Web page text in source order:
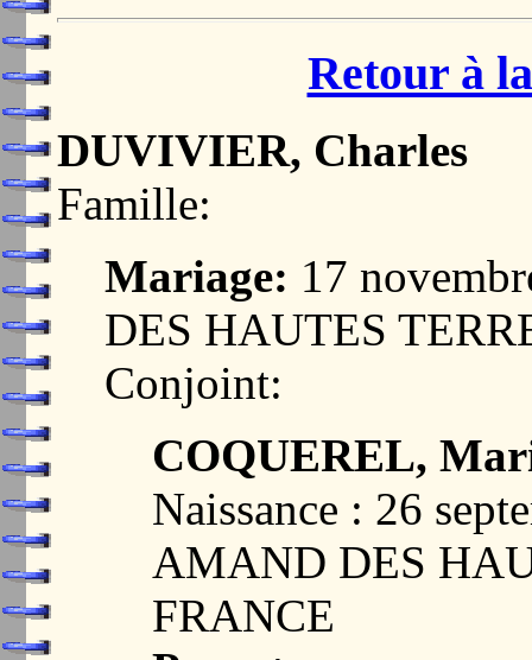
Retour à
DUVIVIER, Charles
Famille:
Mariage: 17
DES HAUTES
Conjoint:
COQUEREL,
Naissance : 26
AMAND DES
FRANCE